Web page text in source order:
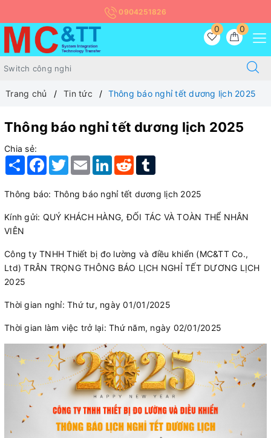
0904251826
0
0
Trang chủ Tin tức Thông báo nghỉ tết dương lịch 2025
Thông báo nghỉ tết dương lịch 2025
Chia sẻ:
Share Facebook
TwitterEmail LinkedInReddit
Thông báo: Thông báo nghỉ tết dương lịch 2025
Kính gửi: QUÝ KHÁCH HÀNG, ĐỐI TÁC VÀ TOÀN THỂ NHÂN
VIÊN
Công ty TNHH Thiết bị đo lường và điều khiển (MC&TT Co.,
Ltd) TRÂN TRỌNG THÔNG BÁO LỊCH NGHỈ TẾT DƯƠNG LỊCH
2025
Thời gian nghỉ: Thứ tư, ngày 01/01/2025
Thời gian làm việc trở lại: Thứ năm, ngày 02/01/2025